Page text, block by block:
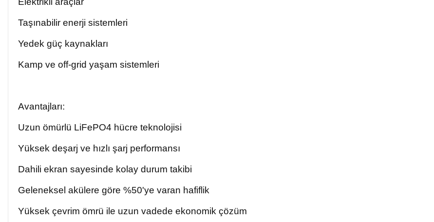
Taşınabilir enerji sistemleri
Yedek güç kaynakları
Kamp ve off-grid yaşam sistemleri
Avantajları:
Uzun ömürlü LiFePO4 hücre teknolojisi
Yüksek deşarj ve hızlı şarj performansı
Dahili ekran sayesinde kolay durum takibi
Geleneksel akülere göre %50'ye varan hafiflik
Yüksek çevrim ömrü ile uzun vadede ekonomik çözüm